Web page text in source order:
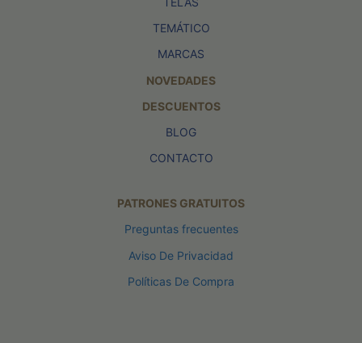
TEMÁTICO
MARCAS
NOVEDADES
DESCUENTOS
BLOG
CONTACTO
PATRONES GRATUITOS
Preguntas frecuentes
Aviso De Privacidad
Políticas De Compra